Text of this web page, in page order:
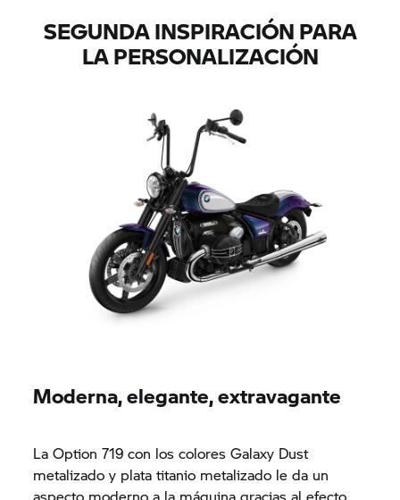
SEGUNDA INSPIRACIÓN PARA
LA PERSONALIZACIÓN
Moderna, elegante, extravagante
La Option 719 con los colores Galaxy Dust
metalizado y plata titanio metalizado le da un